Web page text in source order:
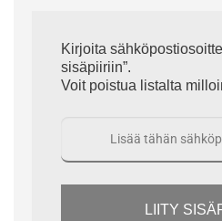
Kirjoita
sisäpiiriin”.
Voit poistua listalta
LIITY